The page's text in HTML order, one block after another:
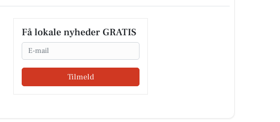
Få lokale nyheder GRATIS
Email
Tilmeld